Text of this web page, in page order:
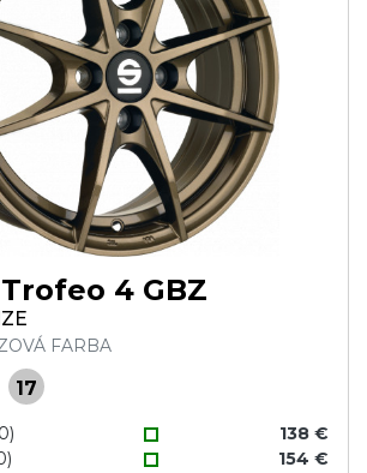
Trofeo 4 GBZ
FARBA
17
138 €
154 €